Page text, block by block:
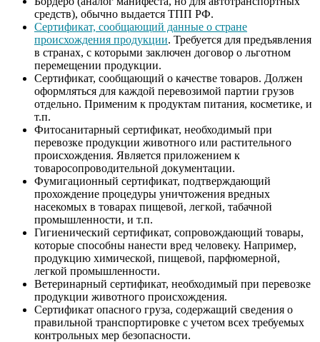
средств), обычно выдается ТПП РФ.
Сертификат, сообщающий данные о стране
происхождения продукции. Требуется для предъявления
в странах, с которыми заключен договор о льготном
перемещении продукции.
Сертификат, сообщающий о качестве товаров. Должен
оформляться для каждой перевозимой партии грузов
отдельно. Применим к продуктам питания, косметике, и
т.п.
Фитосанитарный сертификат, необходимый при
перевозке продукции животного или растительного
происхождения. Является приложением к
товаросопроводительной документации.
Фумигационный сертификат, подтверждающий
прохождение процедуры уничтожения вредных
насекомых в товарах пищевой, легкой, табачной
промышленности, и т.п.
Гигиенический сертификат, сопровождающий товары,
которые способны нанести вред человеку. Например,
продукцию химической, пищевой, парфюмерной,
легкой промышленности.
Ветеринарный сертификат, необходимый при перевозке
продукции животного происхождения.
Сертификат опасного груза, содержащий сведения о
правильной транспортировке с учетом всех требуемых
контрольных мер безопасности.